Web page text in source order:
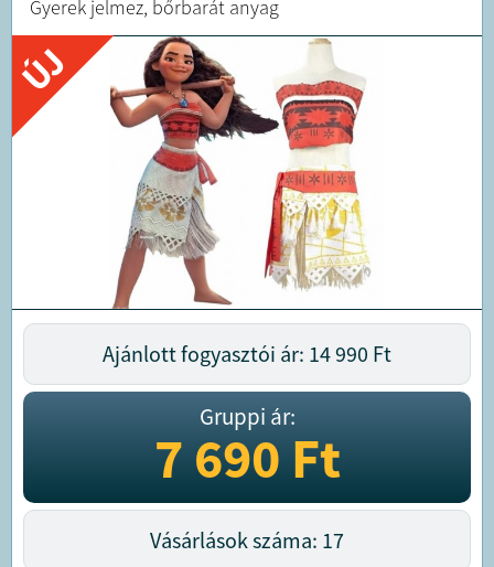
Gyerek jelmez, bőrbarát anyag
ÚJ
Ajánlott fogyasztói ár: 14 990 Ft
Gruppi ár:
7 690Ft
Vásárlások száma: 17